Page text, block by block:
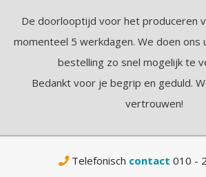
Telefonisch contact 010 -
De doorlooptijd voor het produceren
momenteel 5 werkdagen. We doen
bestelling zo snel mogelijk te
Bedankt voor je begrip en geduld.
vertrouwen!